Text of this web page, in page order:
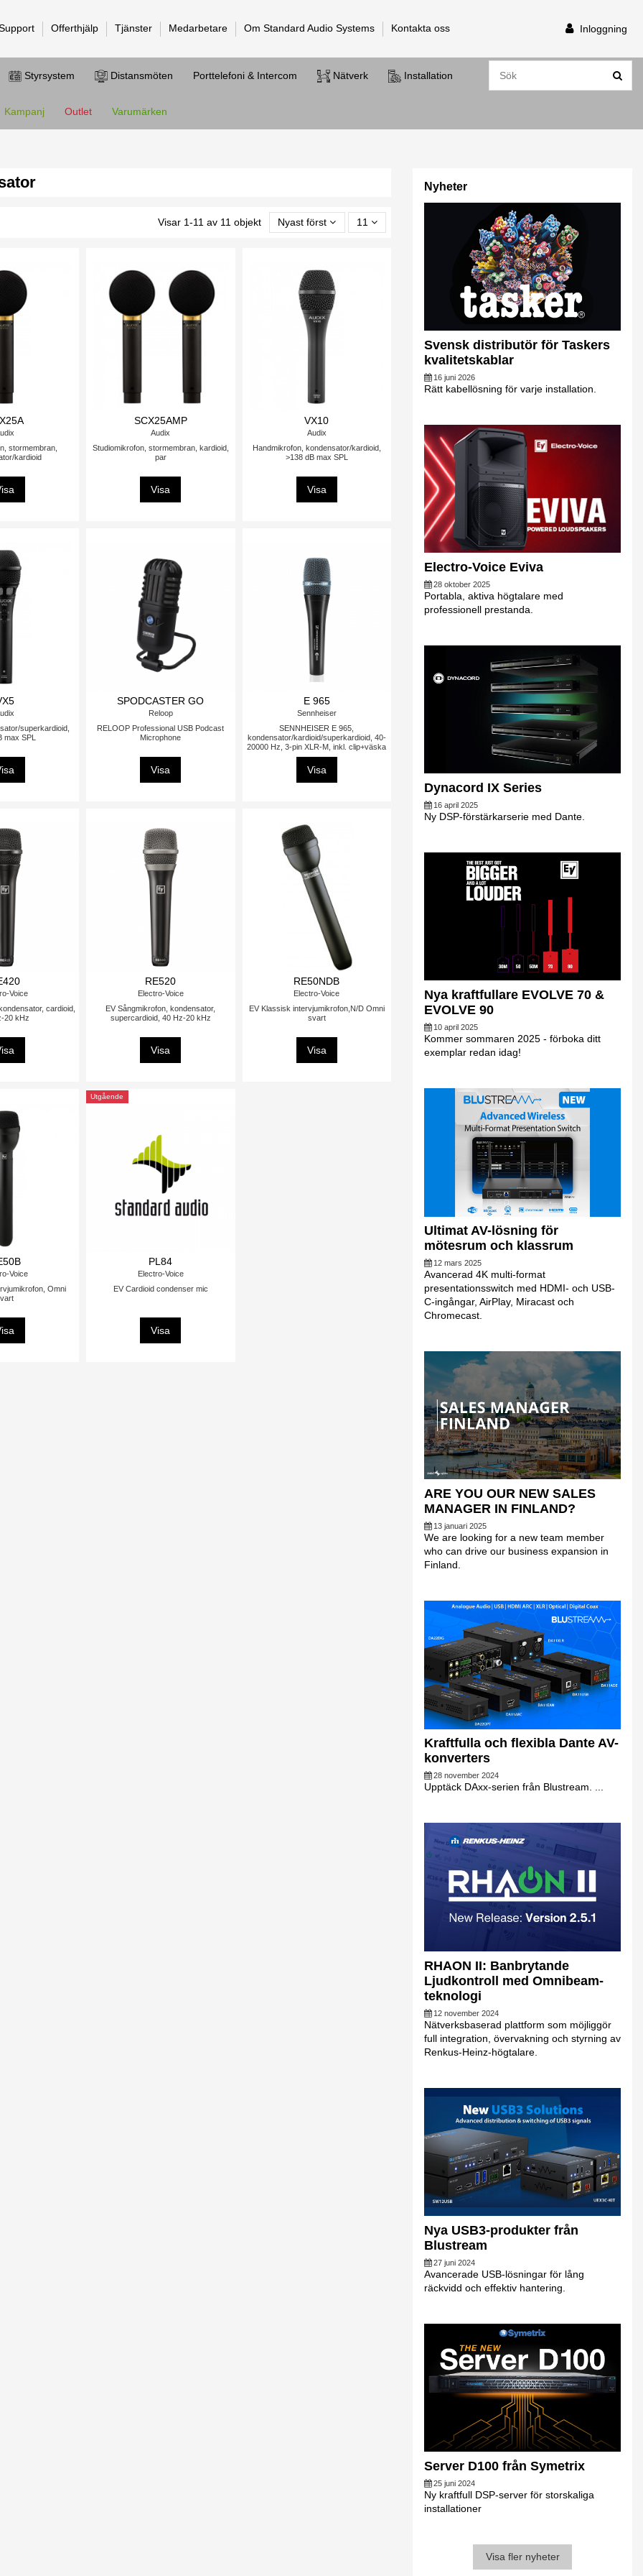
Offerthjälp Tjänster Medarbetare Om Standard Audio Systems Kontakta oss Inloggning
Styrsystem Distansmöten Porttelefoni & Intercom Nätverk Installation
Kampanj Outlet Varumärken
Visar 1-11 av 11 objekt Nyast först 11
stormembran,
kardioid
SCX25AMP
Audix
Studiomikrofon, stormembran, kardioid,
par
Visa
VX10
Audix
Handmikrofon, kondensator/kardioid,
>138 dB max SPL
Visa
superkardioid,
max SPL
SPODCASTER GO
Reloop
RELOOP Professional USB Podcast
Microphone
Visa
E 965
Sennheiser
SENNHEISER E 965,
kondensator/kardioid/superkardioid, 40-
20000 Hz, 3-pin XLR-M, inkl. clip+väska
Visa
Voice
cardioid,
20 kHz
RE520
Electro-Voice
EV Sångmikrofon, kondensator,
supercardioid, 40 Hz-20 kHz
Visa
RE50NDB
Electro-Voice
EV Klassisk intervjumikrofon,N/D Omni
svart
Visa
Voice
Omni
Utgående
PL84
Electro-Voice
EV Cardioid condenser mic
Visa
Nyheter
Svensk distributör för Taskers
kvalitetskablar
16 juni 2026
Rätt kabellösning för varje installation.
Electro-Voice Eviva
28 oktober 2025
Portabla, aktiva högtalare med
professionell prestanda.
Dynacord IX Series
16 april 2025
Ny DSP-förstärkarserie med Dante.
Nya kraftfullare EVOLVE 70 &
EVOLVE 90
10 april 2025
Kommer sommaren 2025 - förboka ditt
exemplar redan idag!
Ultimat AV-lösning för
mötesrum och klassrum
12 mars 2025
Avancerad 4K multi-format
presentationsswitch med HDMI- och USB-
C-ingångar, AirPlay, Miracast och
Chromecast.
ARE YOU OUR NEW SALES
MANAGER IN FINLAND?
13 januari 2025
We are looking for a new team member
who can drive our business expansion in
Finland.
Kraftfulla och flexibla Dante AV-
konverters
28 november 2024
Upptäck DAxx-serien från Blustream. ...
RHAON II: Banbrytande
Ljudkontroll med Omnibeam-
teknologi
12 november 2024
Nätverksbaserad plattform som möjliggör
full integration, övervakning och styrning av
Renkus-Heinz-högtalare.
Nya USB3-produkter från
Blustream
27 juni 2024
Avancerade USB-lösningar för lång
räckvidd och effektiv hantering.
Server D100 från Symetrix
25 juni 2024
Ny kraftfull DSP-server för storskaliga
installationer
Visa fler nyheter